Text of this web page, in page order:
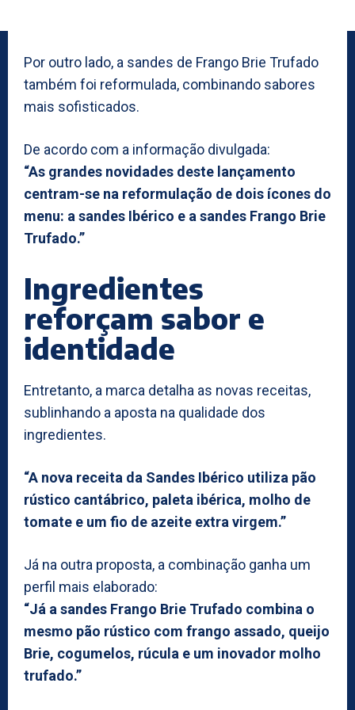
Por outro lado, a sandes de Frango Brie Trufado
também foi reformulada, combinando sabores
mais sofisticados.
De acordo com a informação divulgada:
“As grandes novidades deste lançamento
centram-se na reformulação de dois ícones do
menu: a sandes Ibérico e a sandes Frango Brie
Trufado.”
Ingredientes
reforçam sabor e
identidade
Entretanto, a marca detalha as novas receitas,
sublinhando a aposta na qualidade dos
ingredientes.
“A nova receita da Sandes Ibérico utiliza pão
rústico cantábrico, paleta ibérica, molho de
tomate e um fio de azeite extra virgem.”
Já na outra proposta, a combinação ganha um
perfil mais elaborado:
“Já a sandes Frango Brie Trufado combina o
mesmo pão rústico com frango assado, queijo
Brie, cogumelos, rúcula e um inovador molho
trufado.”